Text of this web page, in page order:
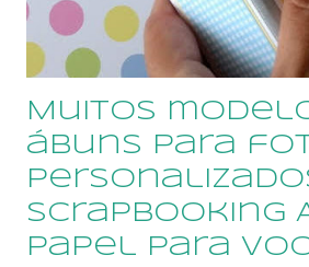
envie uma mensagem por
979622774 ...
Muitos
ábuns para
scrapbooking
Papel para